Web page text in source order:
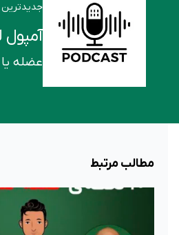
جدیدترین
آمپول
عضله
مطالب مرتبط